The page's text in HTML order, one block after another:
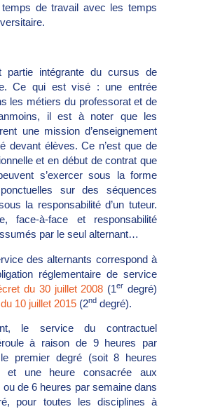
de travail avec les temps
partie intégrante du cursus de
Ce qui est visé : une entrée
les métiers du professorat et de
il est à noter que les
une mission d’enseignement
devant élèves. Ce n’est que de
et en début de contrat que
s’exercer sous la forme
ponctuelles sur des séquences
la responsabilité d’un tuteur.
face-à-face et responsabilité
par le seul alternant…
des alternants correspond à
réglementaire de service
du 30 juillet 2008 (1er degré)
10 juillet 2015 (2nd degré).
le service du contractuel
à raison de 9 heures par
premier degré (soit 8 heures
et une heure consacrée aux
de 6 heures par semaine dans
pour toutes les disciplines à